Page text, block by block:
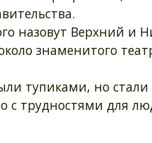
назовут Верхний и
знаменитого
тупиками, но
с трудностями для